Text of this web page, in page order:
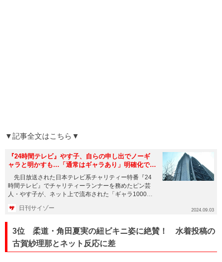
▼記事全文はこちら▼
『24時間テレビ』やす子、自らの申し出でノーギ
ャラと明かすも…「通常はギャラあり」明確化で物
先日放送された日本テレビ系チャリティー特番『24
時間テレビ』でチャリティーランナーを務めたピン芸
人・やす子が、ネット上で流布された「ギャラ1000万
日刊サイゾー 2024.09.03
3位 柔道・角田夏実の紐ビキニ姿に絶賛！ 水着投稿の
古賀紗理那とネット反応に差